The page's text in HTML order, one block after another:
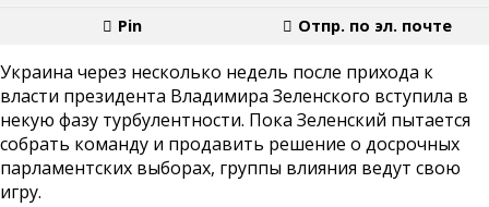
Pin
Отпр. по эл. почте
Украина через несколько недель после прихода к
власти президента Владимира Зеленского вступила в
некую фазу турбулентности. Пока Зеленский пытается
собрать команду и продавить решение о досрочных
парламентских выборах, группы влияния ведут свою
игру.